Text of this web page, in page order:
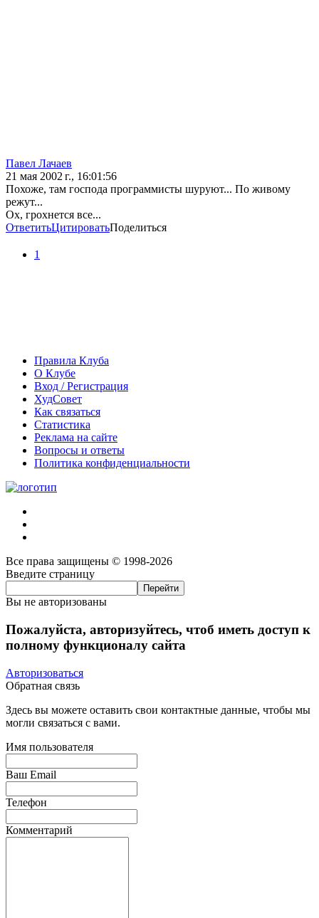
Павел Лачаев
21 мая 2002 г., 16:01:56
Похоже, там господа программисты шуруют... По живому
режут...
Ох, грохнется все...
ОтветитьЦитироватьПоделиться
1
Правила Клуба
О Клубе
Вход / Регистрация
ХудСовет
Как связаться
Статистика
Реклама на сайте
Вопросы и ответы
Политика конфиденциальности
Все права защищены © 1998-2026
Введите страницу
Вы не авторизованы
Пожалуйста, авторизуйтесь, чтоб иметь доступ к
полному функционалу сайта
Авторизоваться
Обратная связь
Здесь вы можете оставить свои контактные данные, чтобы мы
могли связаться с вами.
Имя пользователя
Ваш Email
Телефон
Комментарий